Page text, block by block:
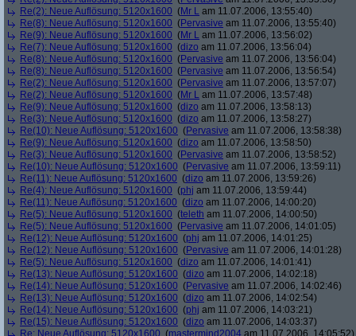
Re(2): Neue Auflösung: 5120x1600 (Mr L am 11.07.2006, 13:55:40)
Re(8): Neue Auflösung: 5120x1600 (Pervasive am 11.07.2006, 13:55:40)
Re(9): Neue Auflösung: 5120x1600 (Mr L am 11.07.2006, 13:56:02)
Re(7): Neue Auflösung: 5120x1600 (dizo am 11.07.2006, 13:56:04)
Re(8): Neue Auflösung: 5120x1600 (Pervasive am 11.07.2006, 13:56:04)
Re(8): Neue Auflösung: 5120x1600 (Pervasive am 11.07.2006, 13:56:54)
Re(2): Neue Auflösung: 5120x1600 (Pervasive am 11.07.2006, 13:57:07)
Re(2): Neue Auflösung: 5120x1600 (Mr L am 11.07.2006, 13:57:48)
Re(9): Neue Auflösung: 5120x1600 (dizo am 11.07.2006, 13:58:13)
Re(3): Neue Auflösung: 5120x1600 (dizo am 11.07.2006, 13:58:27)
Re(10): Neue Auflösung: 5120x1600 (Pervasive am 11.07.2006, 13:58:38)
Re(9): Neue Auflösung: 5120x1600 (dizo am 11.07.2006, 13:58:50)
Re(3): Neue Auflösung: 5120x1600 (Pervasive am 11.07.2006, 13:58:52)
Re(10): Neue Auflösung: 5120x1600 (Pervasive am 11.07.2006, 13:59:11)
Re(11): Neue Auflösung: 5120x1600 (dizo am 11.07.2006, 13:59:26)
Re(4): Neue Auflösung: 5120x1600 (phj am 11.07.2006, 13:59:44)
Re(11): Neue Auflösung: 5120x1600 (dizo am 11.07.2006, 14:00:20)
Re(5): Neue Auflösung: 5120x1600 (teleth am 11.07.2006, 14:00:50)
Re(5): Neue Auflösung: 5120x1600 (Pervasive am 11.07.2006, 14:01:05)
Re(12): Neue Auflösung: 5120x1600 (phj am 11.07.2006, 14:01:25)
Re(12): Neue Auflösung: 5120x1600 (Pervasive am 11.07.2006, 14:01:28)
Re(5): Neue Auflösung: 5120x1600 (dizo am 11.07.2006, 14:01:41)
Re(13): Neue Auflösung: 5120x1600 (dizo am 11.07.2006, 14:02:18)
Re(14): Neue Auflösung: 5120x1600 (Pervasive am 11.07.2006, 14:02:46)
Re(13): Neue Auflösung: 5120x1600 (dizo am 11.07.2006, 14:02:54)
Re(14): Neue Auflösung: 5120x1600 (phj am 11.07.2006, 14:03:21)
Re(15): Neue Auflösung: 5120x1600 (dizo am 11.07.2006, 14:03:37)
Re: Neue Auflösung: 5120x1600 (mastermind2004 am 11.07.2006, 14:05:52)